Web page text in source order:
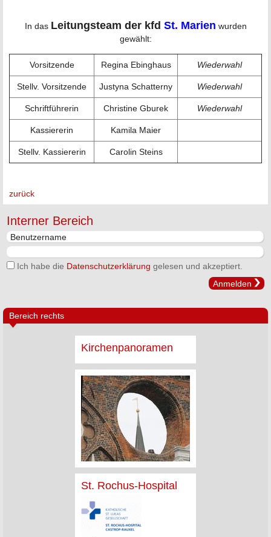
In das Leitungsteam der kfd St. Marien wurden
gewählt:
Vorsitzende Regina Ebinghaus Wiederwahl
Stellv. Vorsitzende Justyna Schatterny Wiederwahl
Schriftführerin Christine Gburek Wiederwahl
Kassiererin Kamila Maier
Stellv. Kassiererin Carolin Steins
zurück
Interner Bereich
Ich habe die Datenschutzerklärung gelesen und akzeptiert.
Anmelden
Bereich rechts
Kirchenpanoramen
St. Rochus-Hospital